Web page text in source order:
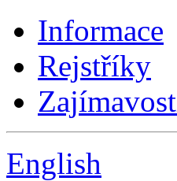
Informace
Rejstříky
English